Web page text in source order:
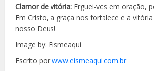
Clamor de vitória: Erguei-vos em oração,
Em Cristo, a graça nos fortalece e a
nosso Deus!
Image by: Eismeaqui
Escrito porwww.eismeaqui.com.br